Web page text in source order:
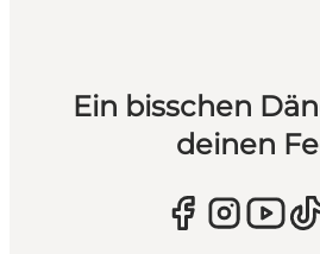
Ein bisschen
deinen